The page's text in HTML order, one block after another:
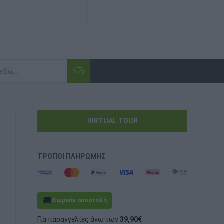
VIRTUAL TOUR
ΤΡΌΠΟΙ ΠΛΗΡΩΜΉΣ
🚚Δωρεάν αποστολή
Για παραγγελίες άνω των39,90€